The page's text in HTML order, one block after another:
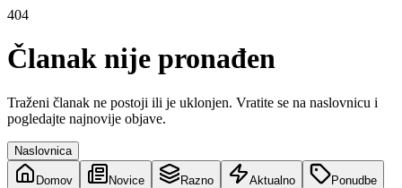
404
Članak nije pronađen
Traženi članak ne postoji ili je uklonjen. Vratite se na naslovnicu i
pogledajte najnovije objave.
Naslovnica
Domov Novice Razno Aktualno Ponudbe